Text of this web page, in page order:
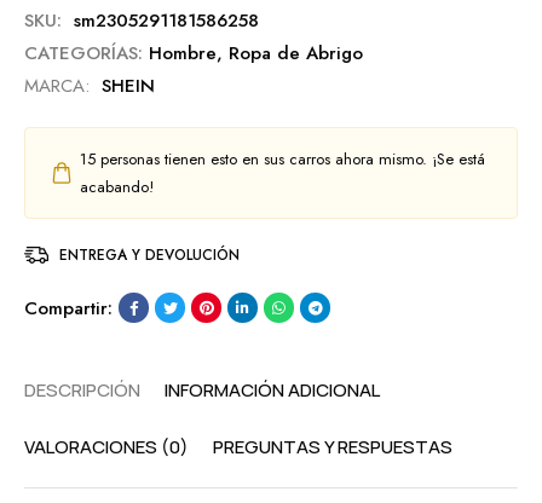
SKU: sm2305291181586258
CATEGORÍAS: Hombre, Ropa de Abrigo
MARCA: SHEIN
15 personas tienen esto en sus carros ahora mismo. ¡Se está
acabando!
ENTREGA Y DEVOLUCIÓN
Compartir:
DESCRIPCIÓN INFORMACIÓN ADICIONAL
VALORACIONES (0) PREGUNTAS Y RESPUESTAS